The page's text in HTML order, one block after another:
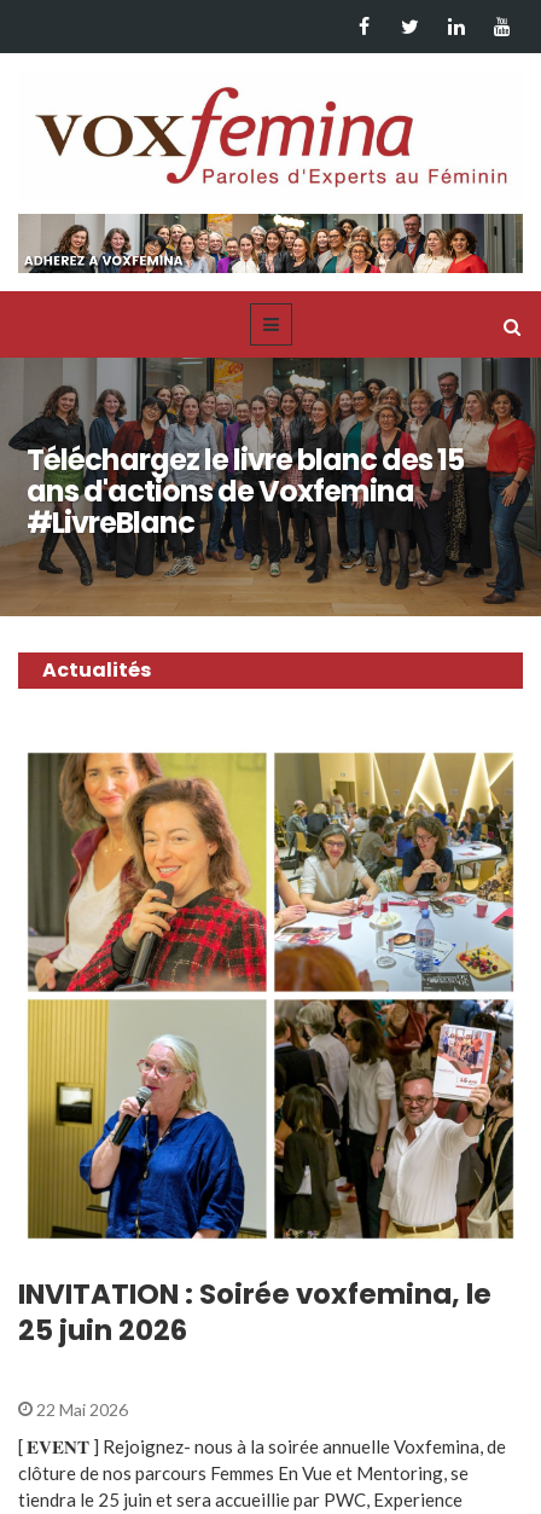
Téléchargez le livre blanc des 15
ans d'actions de Voxfemina
#LivreBlanc
Actualités
INVITATION : Soirée voxfemina, le
25 juin 2026
22 Mai 2026
[ 𝐄𝐕𝐄𝐍𝐓 ] Rejoignez- nous à la soirée annuelle Voxfemina, de
clôture de nos parcours Femmes En Vue et Mentoring, se
tiendra le 25 juin et sera accueillie par PWC, Experience